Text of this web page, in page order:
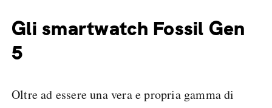
Gli smartwatch Fossil Gen
5
Oltre ad essere una vera e propria gamma di